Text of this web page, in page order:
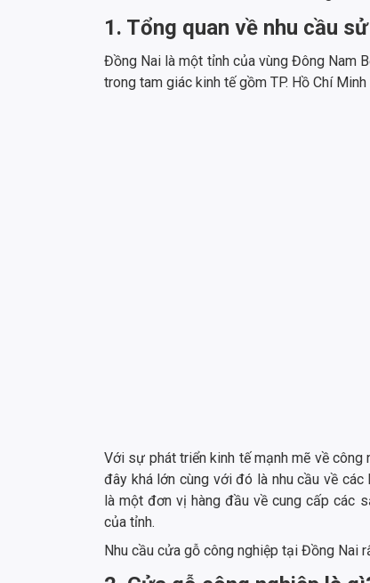
1. Tổng quan về nhu cầu
Đồng Nai là một tỉnh của vùng Đông Nam
trong tam giác kinh tế gồm TP. Hồ Chí
Với sự phát triển kinh tế mạnh mẽ về
đây khá lớn cùng với đó là nhu cầu về
là một đơn vị hàng đầu về cung cấp các
của tỉnh.
Nhu cầu cửa gỗ công nghiệp tại Đồng Nai